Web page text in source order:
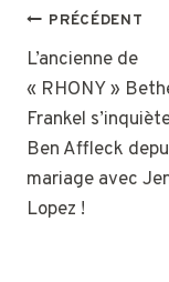
DE
PRÉCÉDENT
L’ancienne de
« RHONY »
Frankel
Ben Affleck
mariage avec
Lopez !